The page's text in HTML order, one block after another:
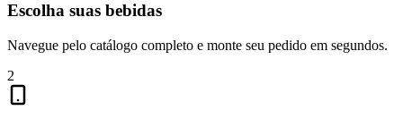
Escolha suas bebidas
Navegue pelo catálogo completo e monte seu pedido em segundos.
2